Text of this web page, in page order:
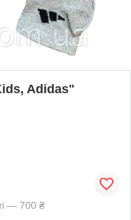
Adidas"
— 700 ₴